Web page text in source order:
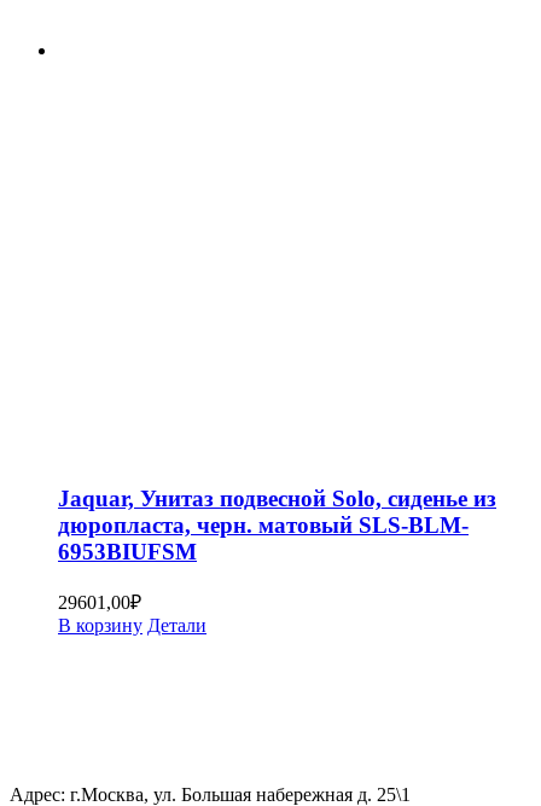
Jaquar, Унитаз подвесной Solo, сиденье из
дюропласта, черн. матовый SLS-BLM-
6953BIUFSM
29601,00₽
В корзину Детали
Адрес: г.Москва, ул. Большая набережная д. 25\1